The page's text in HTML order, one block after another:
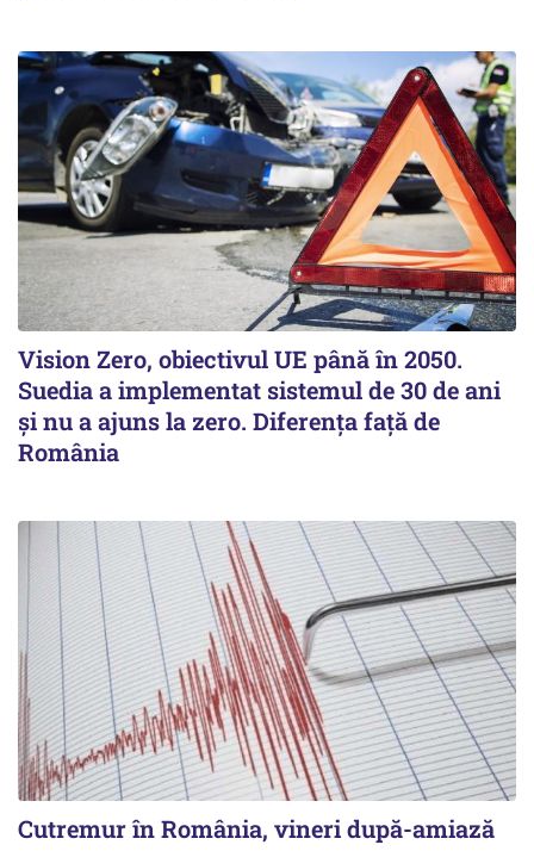
Vision Zero, obiectivul UE până în 2050.
Suedia a implementat sistemul de 30 de ani
şi nu a ajuns la zero. Diferenţa faţă de
România
Cutremur în România, vineri după-amiază